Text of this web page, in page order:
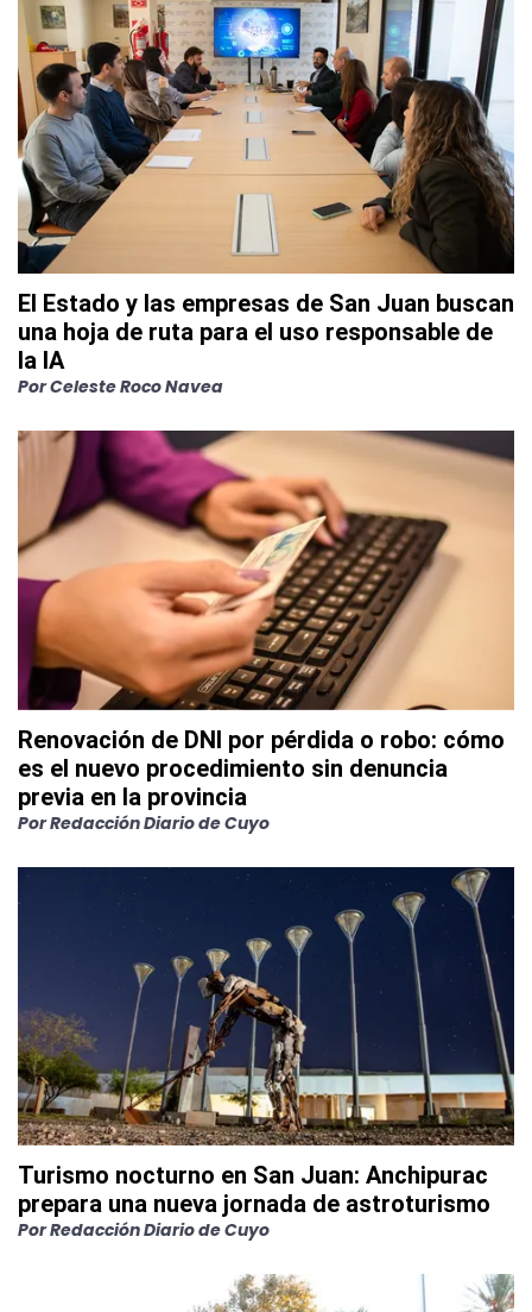
El Estado y las empresas de San Juan buscan
una hoja de ruta para el uso responsable de
la IA
PorCeleste Roco Navea
Renovación de DNI por pérdida o robo: cómo
es el nuevo procedimiento sin denuncia
previa en la provincia
PorRedacción Diario de Cuyo
Turismo nocturno en San Juan: Anchipurac
prepara una nueva jornada de astroturismo
PorRedacción Diario de Cuyo